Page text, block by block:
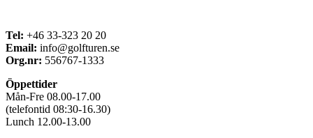
Tel: +46 33-323 20 20
Email: info@golfturen.se
Org.nr: 556767-1333
Öppettider
Mån-Fre 08.00-17.00
(telefontid 08:30-16.30)
Lunch 12.00-13.00